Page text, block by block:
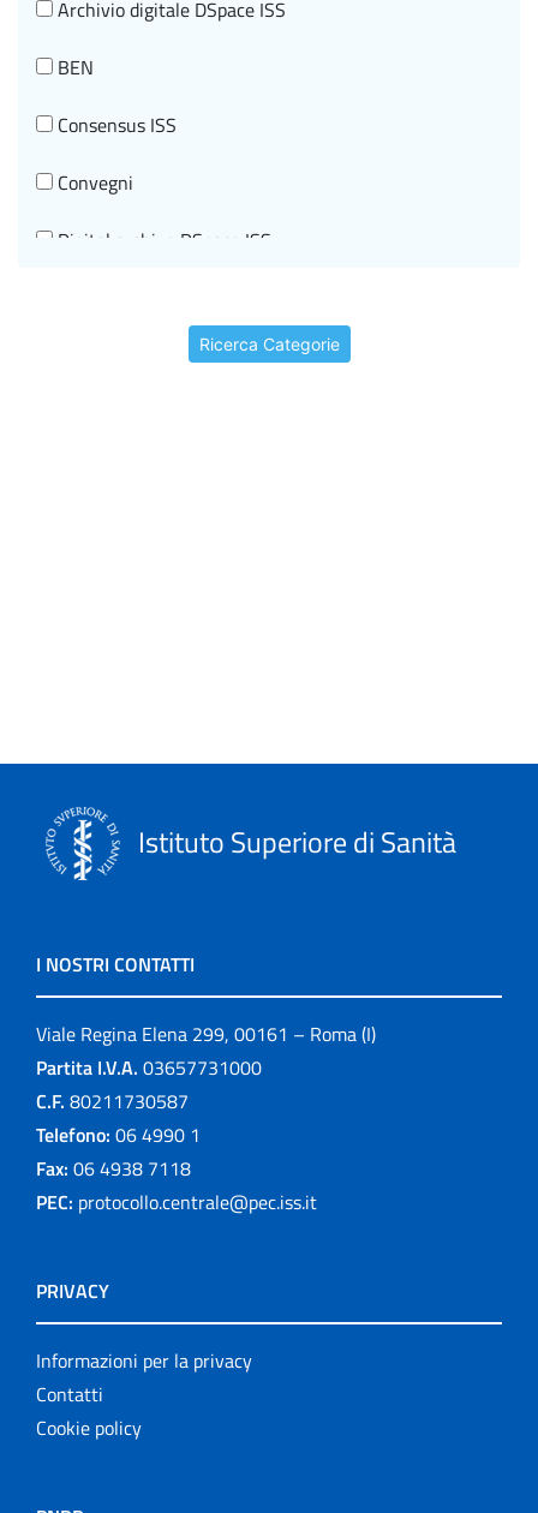
Archivio digitale DSpace ISS
BEN
Consensus ISS
Convegni
Digital archive DSpace ISS
Editorial information
Informazioni editoriali
ISTISAN Congressi
La scuola e noi
Linee guida
Link
logo
Monografie
Notiziario
Opuscoli
Progetto NECOBELAC
Ricerca Categorie
Istituto Superiore di Sanità
I NOSTRI CONTATTI
Viale Regina Elena 299, 00161 – Roma (I)
Partita I.V.A. 03657731000
C.F. 80211730587
Telefono: 06 4990 1
Fax: 06 4938 7118
PEC: protocollo.centrale@pec.iss.it
PRIVACY
Informazioni per la privacy
Contatti
Cookie policy